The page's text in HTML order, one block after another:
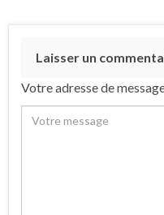
Laisser un
Votre adresse de